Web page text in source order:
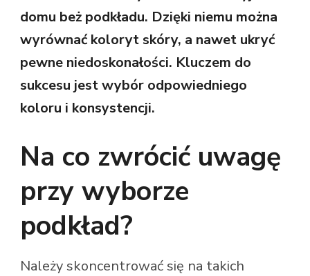
domu beż podkładu. Dzięki niemu można
wyrównać koloryt skóry, a nawet ukryć
pewne niedoskonałości. Kluczem do
sukcesu jest wybór odpowiedniego
koloru i konsystencji.
Na co zwrócić uwagę
przy wyborze
podkład?
Należy skoncentrować się na takich